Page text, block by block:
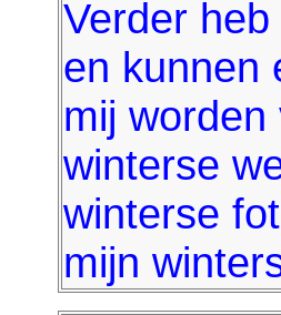
Verder
en kunnen
mij
winterse
winterse
mijn